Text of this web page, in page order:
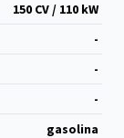
150 CV / 110 kW
-
-
-
gasolina